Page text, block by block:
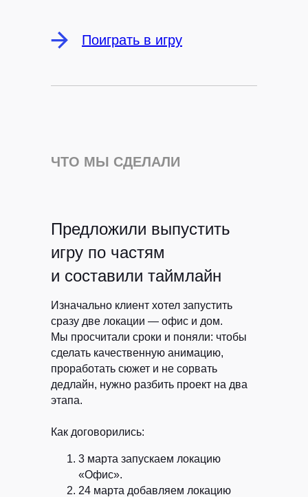
Поиграть в игру
ЧТО МЫ СДЕЛАЛИ
Предложили выпустить
игру по частям
и составили таймлайн
Изначально клиент хотел запустить
сразу две локации — офис и дом.
Мы просчитали сроки и поняли: чтобы
сделать качественную анимацию,
проработать сюжет и не сорвать
дедлайн, нужно разбить проект на два
этапа.
Как договорились:
3 марта запускаем локацию
«Офис».
24 марта добавляем локацию